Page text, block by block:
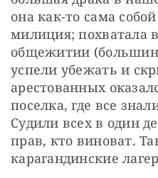
она как-то сама
милиция; похватала
общежитии
успели убежать и
арестованных
поселка, где все
Судили всех в один
прав, кто виноват.
карагандинские